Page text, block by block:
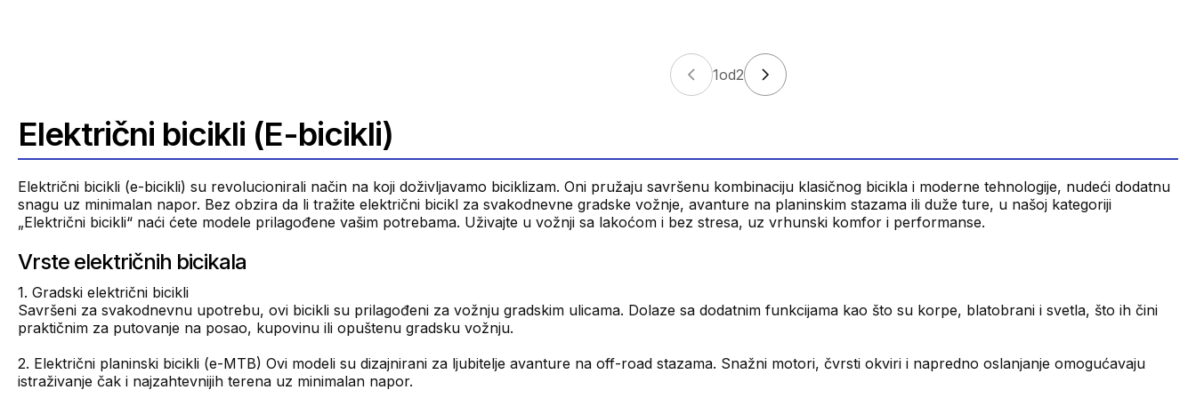
1od2
Električni bicikli (E-bicikli)
Električni bicikli (e-bicikli) su revolucionirali način na koji doživljavamo biciklizam. Oni pružaju savršenu kombinaciju klasičnog bicikla i moderne tehnologije, nudeći dodatnu
snagu uz minimalan napor. Bez obzira da li tražite električni bicikl za svakodnevne gradske vožnje, avanture na planinskim stazama ili duže ture, u našoj kategoriji
„Električni bicikli“ naći ćete modele prilagođene vašim potrebama. Uživajte u vožnji sa lakoćom i bez stresa, uz vrhunski komfor i performanse.
Vrste električnih bicikala
1. Gradski električni bicikli
Savršeni za svakodnevnu upotrebu, ovi bicikli su prilagođeni za vožnju gradskim ulicama. Dolaze sa dodatnim funkcijama kao što su korpe, blatobrani i svetla, što ih čini
praktičnim za putovanje na posao, kupovinu ili opuštenu gradsku vožnju.
2. Električni planinski bicikli (e-MTB) Ovi modeli su dizajnirani za ljubitelje avanture na off-road stazama. Snažni motori, čvrsti okviri i napredno oslanjanje omogućavaju
istraživanje čak i najzahtevnijih terena uz minimalan napor.